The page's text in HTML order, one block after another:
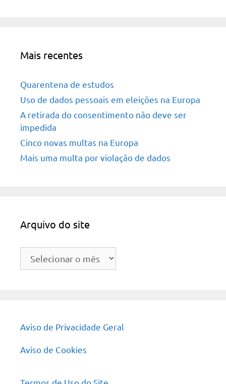
Mais recentes
Quarentena de estudos
Uso de dados pessoais em eleições na Europa
A retirada do consentimento não deve ser
impedida
Cinco novas multas na Europa
Mais uma multa por violação de dados
Arquivo do site
Arquivo
Aviso de Privacidade Geral
Aviso de Cookies